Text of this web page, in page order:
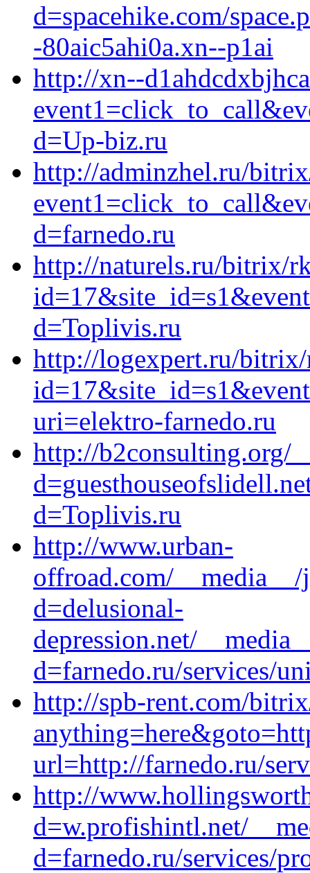
d=spacehike.com/
-80aic5ahi0a.xn--p1ai
http://xn--
d=Up-biz.ru
http://adminzhel.ru/
d=farnedo.ru
http://naturels.ru/bitrix/
d=Toplivis.ru
http://logexpert.ru/
uri=elektro-farnedo.ru
http://b2consulting.org/
d=Toplivis.ru
http://www.urban-
offroad.com/
d=delusional-
depression.net/
d=farnedo.ru/services/
http://spb-rent.com/
url=http://farnedo.ru/
http://
d=w.profishintl.net/
d=farnedo.ru/services/